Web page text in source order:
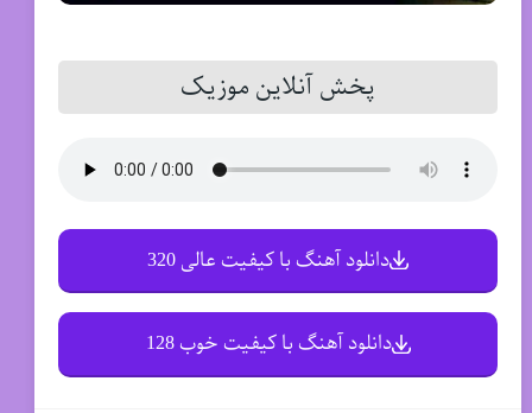
پخش آنلاین موزیک
دانلود آهنگ با کیفیت عالی 320
دانلود آهنگ با کیفیت خوب 128